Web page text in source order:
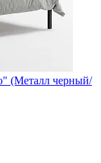
(Металл черный/